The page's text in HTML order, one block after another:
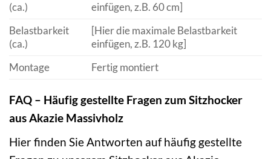
(ca.)
einfügen, z.B. 60 cm]
Belastbarkeit
(ca.)
[Hier die maximale Belastbarkeit
einfügen, z.B. 120 kg]
Montage
Fertig montiert
FAQ – Häufig gestellte Fragen zum Sitzhocker
aus Akazie Massivholz
Hier finden Sie Antworten auf häufig gestellte